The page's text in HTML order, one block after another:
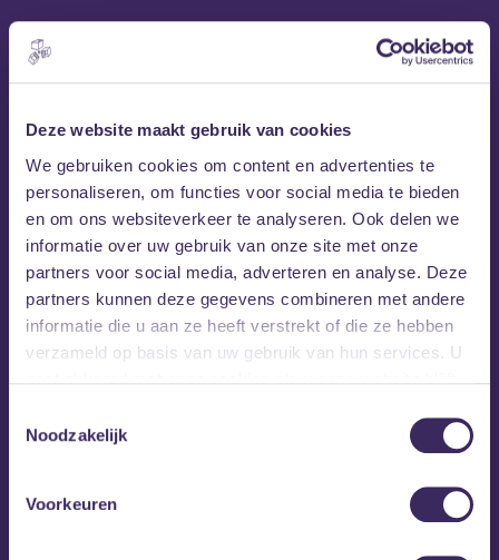
Deze website maakt gebruik van cookies
We gebruiken cookies om content en advertenties te
personaliseren, om functies voor social media te bieden
en om ons websiteverkeer te analyseren. Ook delen we
informatie over uw gebruik van onze site met onze
partners voor social media, adverteren en analyse. Deze
partners kunnen deze gegevens combineren met andere
informatie die u aan ze heeft verstrekt of die ze hebben
verzameld op basis van uw gebruik van hun services. U
Noodzakelijk
Voorkeuren
MEZZ tipt